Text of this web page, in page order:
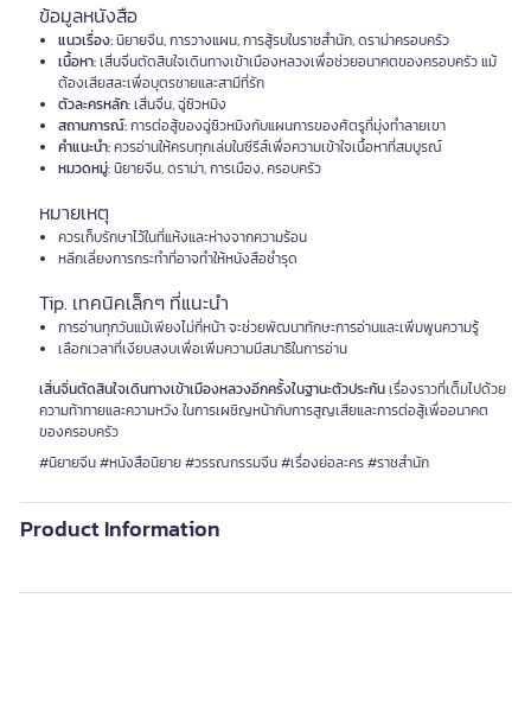
ข้อมูลหนังสือ
แนวเรื่อง:นิยายจีน, การวางแผน, การสู้รบในราชสำนัก, ดราม่าครอบครัว
เนื้อหา:เสิ่นจิ่นตัดสินใจเดินทางเข้าเมืองหลวงเพื่อช่วยอนาคตของครอบครัว แม้
ต้องเสียสละเพื่อบุตรชายและสามีที่รัก
ตัวละครหลัก:เสิ่นจิ่น, ฉู่ซิวหมิง
สถานการณ์:การต่อสู้ของฉู่ซิวหมิงกับแผนการของศัตรูที่มุ่งทำลายเขา
คำแนะนำ:ควรอ่านให้ครบทุกเล่มในซีรีส์เพื่อความเข้าใจเนื้อหาที่สมบูรณ์
หมวดหมู่:นิยายจีน, ดราม่า, การเมือง, ครอบครัว
หมายเหตุ
ควรเก็บรักษาไว้ในที่แห้งและห่างจากความร้อน
หลีกเลี่ยงการกระทำที่อาจทำให้หนังสือชำรุด
Tip. เทคนิคเล็กๆ ที่แนะนำ
การอ่านทุกวันแม้เพียงไม่กี่หน้า จะช่วยพัฒนาทักษะการอ่านและเพิ่มพูนความรู้
เลือกเวลาที่เงียบสงบเพื่อเพิ่มความมีสมาธิในการอ่าน
เสิ่นจิ่นตัดสินใจเดินทางเข้าเมืองหลวงอีกครั้งในฐานะตัวประกันเรื่องราวที่เต็มไปด้วย
ความท้าทายและความหวัง ในการเผชิญหน้ากับการสูญเสียและการต่อสู้เพื่ออนาคต
ของครอบครัว
#นิยายจีน #หนังสือนิยาย #วรรณกรรมจีน #เรื่องย่อละคร #ราชสำนัก
Product Information